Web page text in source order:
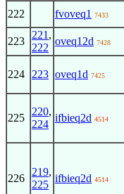
222 fvoveq1 7433
223
221 ,
222
oveq12d 7428
224 223 oveq1d 7425
225
220,
224
ifbieq2d 4514
226
219,
225
ifbieq2d 4514